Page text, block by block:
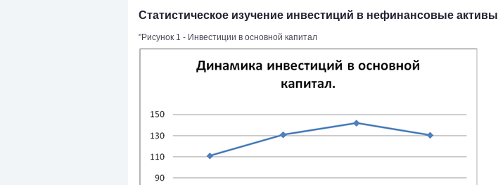
Статистическое изучение инвестиций в нефинансовые активы
"Рисунок 1 - Инвестиции в основной капитал